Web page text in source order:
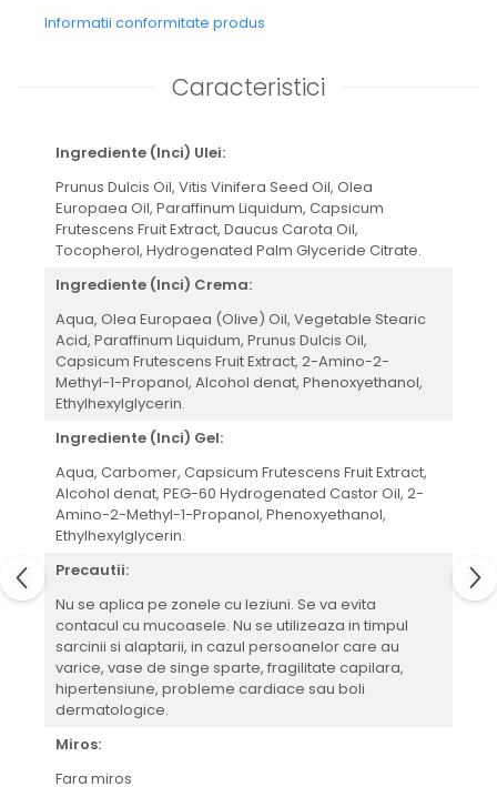
Informatii conformitate produs
Caracteristici
Ingrediente (Inci) Ulei:
Prunus Dulcis Oil, Vitis Vinifera Seed Oil, Olea
Europaea Oil, Paraffinum Liquidum, Capsicum
Frutescens Fruit Extract, Daucus Carota Oil,
Tocopherol, Hydrogenated Palm Glyceride Citrate.
Ingrediente (Inci) Crema:
Aqua, Olea Europaea (Olive) Oil, Vegetable Stearic
Acid, Paraffinum Liquidum, Prunus Dulcis Oil,
Capsicum Frutescens Fruit Extract, 2-Amino-2-
Methyl-1-Propanol, Alcohol denat, Phenoxyethanol,
Ethylhexylglycerin.
Ingrediente (Inci) Gel:
Aqua, Carbomer, Capsicum Frutescens Fruit Extract,
Alcohol denat, PEG-60 Hydrogenated Castor Oil, 2-
Amino-2-Methyl-1-Propanol, Phenoxyethanol,
Ethylhexylglycerin.
Precautii:
Nu se aplica pe zonele cu leziuni. Se va evita
contacul cu mucoasele. Nu se utilizeaza in timpul
sarcinii si alaptarii, in cazul persoanelor care au
varice, vase de singe sparte, fragilitate capilara,
hipertensiune, probleme cardiace sau boli
dermatologice.
Miros:
Fara miros